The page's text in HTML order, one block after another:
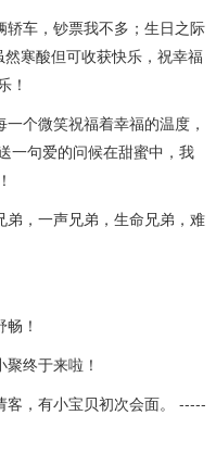
车，钞票我不多；生日之际
寒酸但可收获快乐，祝幸福
！
个微笑祝福着幸福的温度，
一句爱的问候在甜蜜中，我
，一声兄弟，生命兄弟，难
！
终于来啦！
客，有小宝贝初次会面。 -----